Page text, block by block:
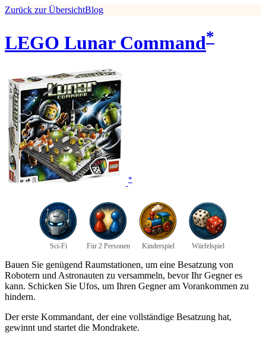
Zurück zur ÜbersichtBlog
LEGO Lunar Command*
*
Sci-Fi Für 2 Personen Kinderspiel Würfelspiel
Bauen Sie genügend Raumstationen, um eine Besatzung von
Robotern und Astronauten zu versammeln, bevor Ihr Gegner es
kann. Schicken Sie Ufos, um Ihren Gegner am Vorankommen zu
hindern.
Der erste Kommandant, der eine vollständige Besatzung hat,
gewinnt und startet die Mondrakete.